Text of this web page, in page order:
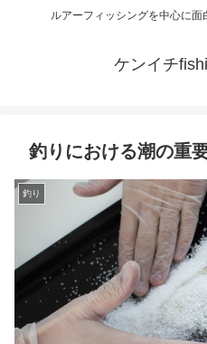
ルアーフィッシングを中心に面
ケンイチ
釣りにおける潮の重
釣り